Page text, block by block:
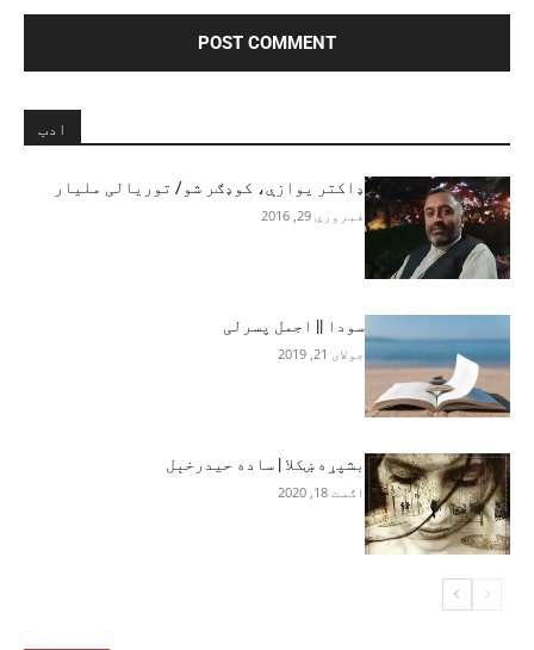
ادب
ډاکتر یوازې، کوډګر شو/ توریالی ملیار
فبروري 29, 2016
سودا || اجمل پسرلی
جولای 21, 2019
بشپړه ښکلا | ساده حيدرخېل
اګست 18, 2020